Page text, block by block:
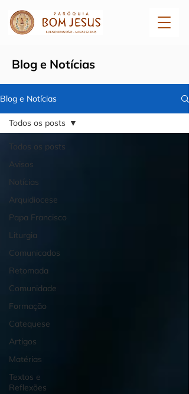
Blog e Notícias
Blog e Notícias
Todos os posts
Avisos
Notícias
Arquidiocese
Papa Francisco
Liturgia
Comunicados
Retomada
Comunidade
Formação
Catequese
Artigos
Matérias
Textos e
Reflexões
Todos os posts